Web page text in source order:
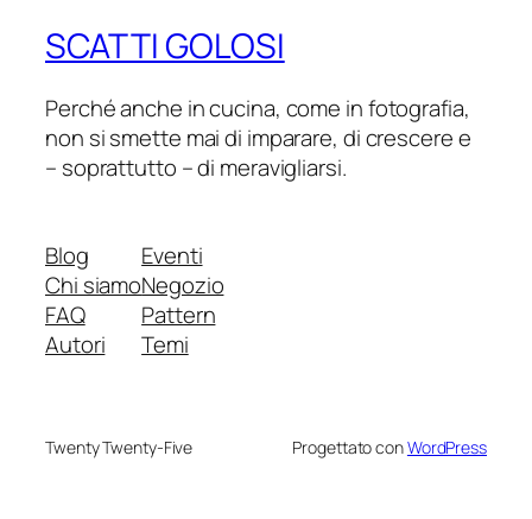
SCATTI GOLOSI
Perché anche in cucina, come in fotografia,
non si smette mai di imparare, di crescere e
– soprattutto – di meravigliarsi.
Blog
Chi siamo
FAQ
Autori
Eventi
Negozio
Pattern
Temi
Twenty Twenty-Five Progettato conWordPress